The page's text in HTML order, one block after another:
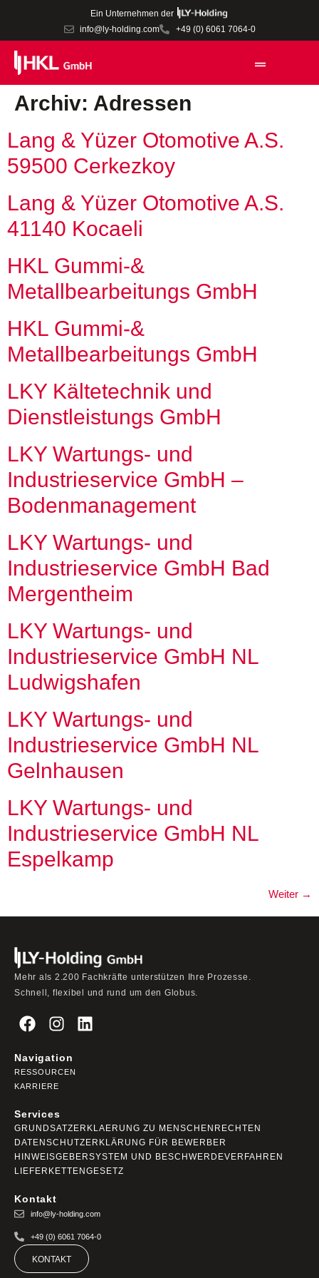
Ein Unternehmen der
info@ly-holding.com
+49 (0) 6061 7064-0
Archiv: Adressen
Lang & Yüzer Otomotive A.S.
59500 Cerkezkoy
Lang & Yüzer Otomotive A.S.
41140 Kocaeli
HKL Gummi-&
Metallbearbeitungs GmbH
HKL Gummi-&
Metallbearbeitungs GmbH
LKY Kältetechnik und
Dienstleistungs GmbH
LKY Wartungs- und
Industrieservice GmbH –
Bodenmanagement
LKY Wartungs- und
Industrieservice GmbH Bad
Mergentheim
LKY Wartungs- und
Industrieservice GmbH NL
Ludwigshafen
LKY Wartungs- und
Industrieservice GmbH NL
Gelnhausen
LKY Wartungs- und
Industrieservice GmbH NL
Espelkamp
Weiter →
Mehr als 2.200 Fachkräfte unterstützen Ihre Prozesse.
Schnell, flexibel und rund um den Globus.
Navigation
RESSOURCEN
KARRIERE
Services
GRUNDSATZERKLAERUNG ZU MENSCHENRECHTEN
DATENSCHUTZERKLÄRUNG FÜR BEWERBER
HINWEISGEBERSYSTEM UND BESCHWERDEVERFAHREN
LIEFERKETTENGESETZ
Kontakt
info@ly-holding.com
+49 (0) 6061 7064-0
KONTAKT